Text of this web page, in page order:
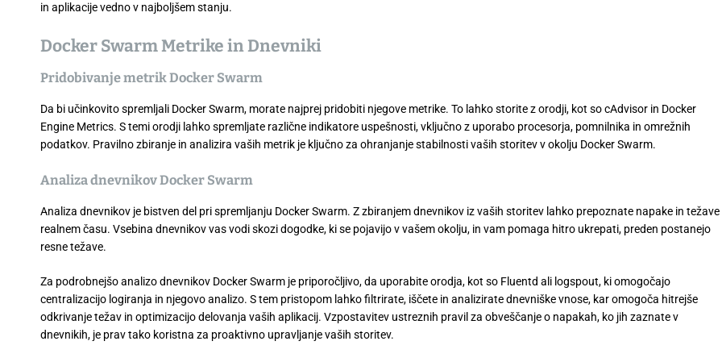
in aplikacije vedno v najboljšem stanju.
Docker Swarm Metrike in Dnevniki
Pridobivanje metrik Docker Swarm
Da bi učinkovito spremljali Docker Swarm, morate najprej pridobiti njegove metrike. To lahko storite z orodji, kot so cAdvisor in Docker
Engine Metrics. S temi orodji lahko spremljate različne indikatore uspešnosti, vključno z uporabo procesorja, pomnilnika in omrežnih
podatkov. Pravilno zbiranje in analizira vaših metrik je ključno za ohranjanje stabilnosti vaših storitev v okolju Docker Swarm.
Analiza dnevnikov Docker Swarm
Analiza dnevnikov je bistven del pri spremljanju Docker Swarm. Z zbiranjem dnevnikov iz vaših storitev lahko prepoznate napake in težave
realnem času. Vsebina dnevnikov vas vodi skozi dogodke, ki se pojavijo v vašem okolju, in vam pomaga hitro ukrepati, preden postanejo
resne težave.
Za podrobnejšo analizo dnevnikov Docker Swarm je priporočljivo, da uporabite orodja, kot so Fluentd ali logspout, ki omogočajo
centralizacijo logiranja in njegovo analizo. S tem pristopom lahko filtrirate, iščete in analizirate dnevniške vnose, kar omogoča hitrejše
odkrivanje težav in optimizacijo delovanja vaših aplikacij. Vzpostavitev ustreznih pravil za obveščanje o napakah, ko jih zaznate v
dnevnikih, je prav tako koristna za proaktivno upravljanje vaših storitev.